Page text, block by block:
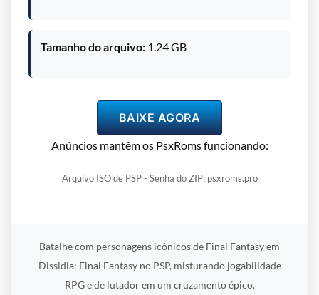
Tamanho do arquivo: 1.24 GB
BAIXE AGORA
Anúncios mantêm os PsxRoms funcionando:
Arquivo ISO de PSP - Senha do ZIP: psxroms.pro
Batalhe com personagens icônicos de Final Fantasy em
Dissidia: Final Fantasy no PSP, misturando jogabilidade
RPG e de lutador em um cruzamento épico.